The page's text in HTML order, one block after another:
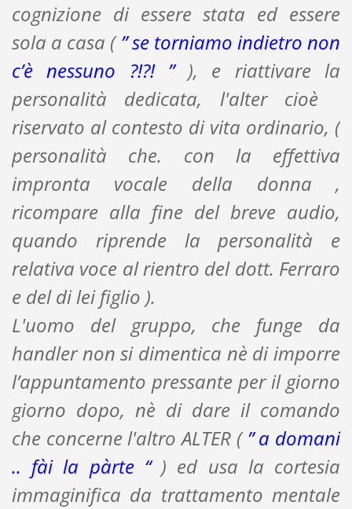
cognizione di essere stata ed essere
sola a casa (” se torniamo indietro non
c’è nessuno ?!?! ”), e riattivare la
personalità dedicata, l'alter cioè
riservato al contesto di vita ordinario, (
personalità che. con la effettiva
impronta vocale della donna ,
ricompare alla fine del breve audio,
quando riprende la personalità e
relativa voce al rientro del dott. Ferraro
e del di lei figlio ).
L'uomo del gruppo, che funge da
handler non si dimentica nè di imporre
l’appuntamento pressante per il giorno
giorno dopo, nè di dare il comando
che concerne l'altro ALTER (” a domani
.. fài la pàrte “) ed usa la cortesia
immaginifica da trattamento mentale